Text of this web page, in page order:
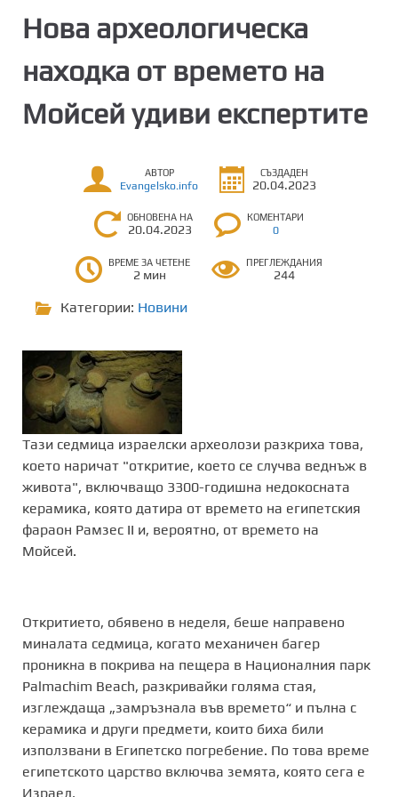
Нова археологическа
находка от времето на
Мойсей удиви експертите
АВТОР
Evangelsko.info
СЪЗДАДЕН
20.04.2023
ОБНОВЕНА НА
20.04.2023
КОМЕНТАРИ
0
ВРЕМЕ ЗА ЧЕТЕНЕ
2 мин
ПРЕГЛЕЖДАНИЯ
244
Категории: Новини
Тази седмица израелски археолози разкриха това,
което наричат ​​"откритие, което се случва веднъж в
живота", включващо 3300-годишна недокосната
керамика, която датира от времето на египетския
фараон Рамзес II и, вероятно, от времето на
Мойсей.
Откритието, обявено в неделя, беше направено
миналата седмица, когато механичен багер
проникна в покрива на пещера в Националния парк
Palmachim Beach, разкривайки голяма стая,
изглеждаща „замръзнала във времето“ и пълна с
керамика и други предмети, които биха били
използвани в Египетско погребение. По това време
египетското царство включва земята, която сега е
Израел.